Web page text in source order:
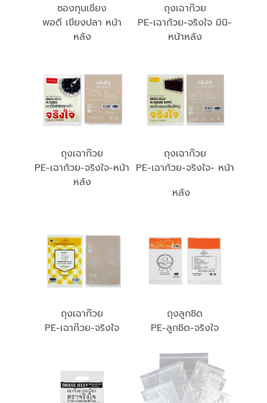
ซองกุนเชียง
พอดี เขียงปลา หน้า
หลัง
ถุงเฉาก๊วย
PE-เฉาก้วย-จริงใจ มินิ-
หน้าหลัง
ถุงเฉาก๊วย
PE-เฉาก้วย-จริงใจ-หน้า
หลัง
ถุงเฉาก๊วย
PE-เฉาก้วย-จริงใจ- หน้า
หลัง
ถุงเฉาก๊วย
PE-เฉาก๊วย-จริงใจ
ถุงลูกชิด
PE-ลูกชิด-จริงใจ